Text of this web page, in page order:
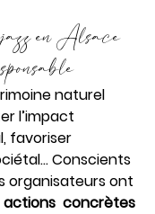
en Alsace
naturel
l’impact
favoriser
Conscients
organisateurs ont
actions  concrètes